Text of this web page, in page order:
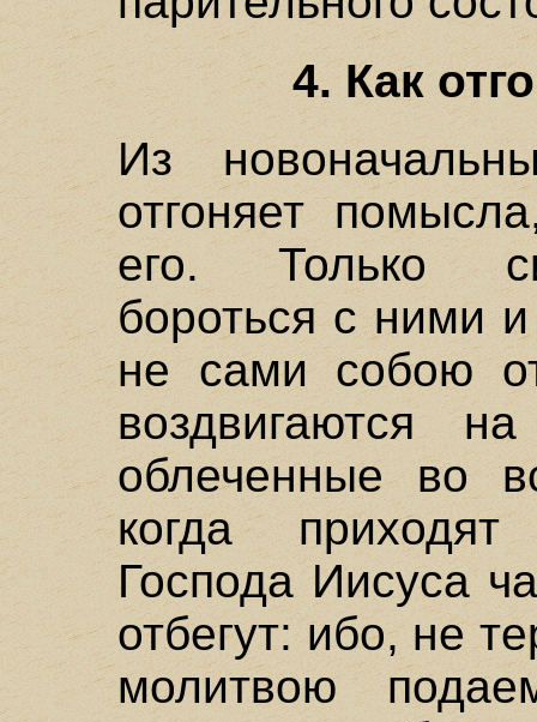
4. Как
Из
отгоняет
его. Только
бороться с ними
не сами собою
воздвигаются
облеченные во
когда
Господа Иисуса
отбегут: ибо, не
молитвою